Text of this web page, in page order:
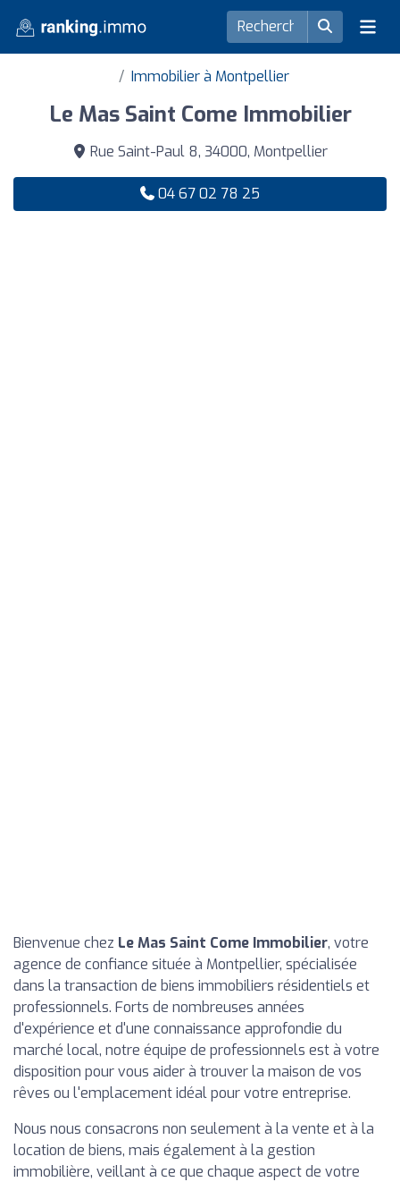
Immobilier à Montpellier
Le Mas Saint Come Immobilier
Rue Saint-Paul 8, 34000, Montpellier
04 67 02 78 25
Bienvenue chez Le Mas Saint Come Immobilier, votre
agence de confiance située à Montpellier, spécialisée
dans la transaction de biens immobiliers résidentiels et
professionnels. Forts de nombreuses années
d'expérience et d'une connaissance approfondie du
marché local, notre équipe de professionnels est à votre
disposition pour vous aider à trouver la maison de vos
rêves ou l'emplacement idéal pour votre entreprise.
Nous nous consacrons non seulement à la vente et à la
location de biens, mais également à la gestion
immobilière, veillant à ce que chaque aspect de votre